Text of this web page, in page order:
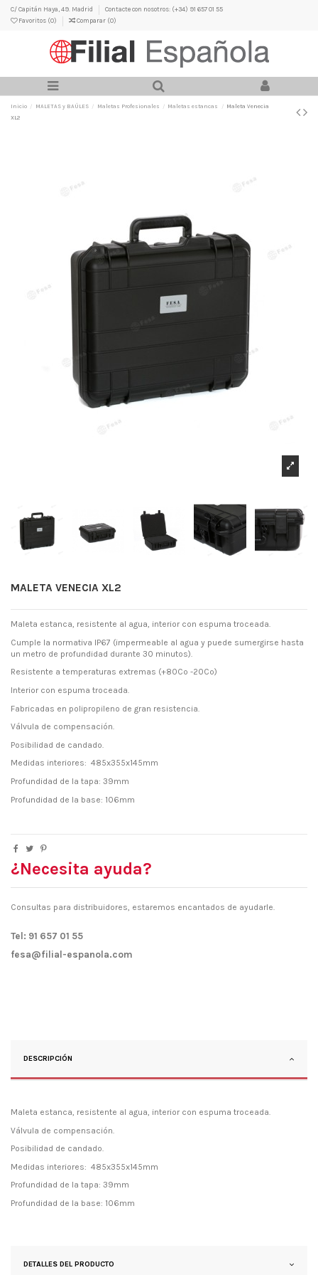
C/ Capitán Haya, 49. Madrid
Contacte con nosotros: (+34) 91 657 01 55
Favoritos (0) Comparar (0)
Inicio MALETAS y BAÚLES Maletas Profesionales Maletas estancas
Maleta Venecia
XL2
MALETA VENECIA XL2
Maleta estanca, resistente al agua, interior con espuma troceada.
Cumple la normativa IP67 (impermeable al agua y puede sumergirse hasta
un metro de profundidad durante 30 minutos).
Resistente a temperaturas extremas (+80Cº -20Cº)
Interior con espuma troceada.
Fabricadas en polipropileno de gran resistencia.
Válvula de compensación.
Posibilidad de candado.
Medidas interiores: 485x355x145mm
Profundidad de la tapa: 39mm
Profundidad de la base: 106mm
¿Necesita ayuda?
Consultas para distribuidores, estaremos encantados de ayudarle.
Tel: 91 657 01 55
fesa@filial-espanola.com
DESCRIPCIÓN
Maleta estanca, resistente al agua, interior con espuma troceada.
Válvula de compensación.
Posibilidad de candado.
Medidas interiores: 485x355x145mm
Profundidad de la tapa: 39mm
Profundidad de la base: 106mm
DETALLES DEL PRODUCTO